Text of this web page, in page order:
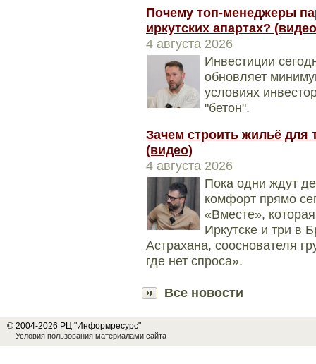
Почему топ-менеджеры
иркутских апартах?
4 августа 2026
Инвестиции
обновляет
условиях
"бетон".
Зачем строить жильё для
(видео)
4 августа 2026
Пока одни ждут
комфорт прямо
«Вместе»,
Иркутске и три в
Астрахана, сооснователя
где нет спроса».
Все новости
© 2004-2026 РЦ "Информресурс"
Условия пользования материалами сайта